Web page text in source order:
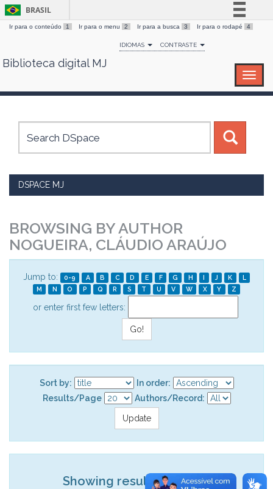
Skip
BRASIL
Simplifique!
Comunica BR
Canais
Ir para o conteúdo 1 Ir para o menu 2 Ir para a busca 3 Ir para o rodapé 4
IDIOMAS CONTRASTE
Biblioteca digital MJ
DSPACE MJ
BROWSING BY AUTHOR
NOGUEIRA, CLÁUDIO ARAÚJO
Jump to: 0-9 A B C D E F G H I J K
L
M
N O P Q R S T U V W X Y Z
or enter first few letters:
Sort by:
In order:
Results/Page
Authors/Record:
Showing results 1 to 1 of 1